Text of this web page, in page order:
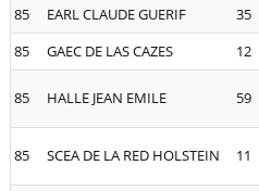
85
EARL CLAUDE GUERIF 35
85
GAEC DE LAS CAZES 12
85 HALLE JEAN EMILE 59
85 SCEA DE LA RED HOLSTEIN 11